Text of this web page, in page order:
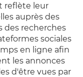
reflète leur
auprès des
des recherches
sociales
en ligne afin
les annonces
d'être vues par